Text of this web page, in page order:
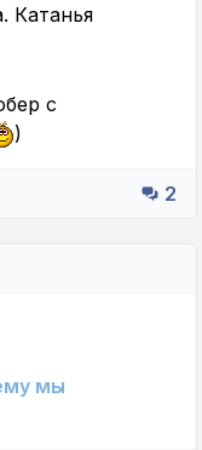
Катанья
с
)
2
мы